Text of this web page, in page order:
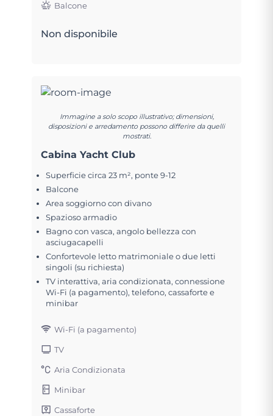
Balcone
Non disponibile
Immagine a solo scopo illustrativo; dimensioni,
disposizioni e arredamento possono differire da quelli
mostrati.
Cabina Yacht Club
Superficie circa 23 m², ponte 9-12
Balcone
Area soggiorno con divano
Spazioso armadio
Bagno con vasca, angolo bellezza con
asciugacapelli
Confortevole letto matrimoniale o due letti
singoli (su richiesta)
TV interattiva, aria condizionata, connessione
Wi-Fi (a pagamento), telefono, cassaforte e
minibar
Wi-Fi (a pagamento)
TV
Aria Condizionata
Minibar
Cassaforte